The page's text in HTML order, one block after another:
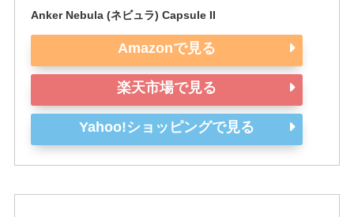
Anker Nebula (ネビュラ) Capsule II
Amazonで見る
楽天市場で見る
Yahoo!ショッピングで見る